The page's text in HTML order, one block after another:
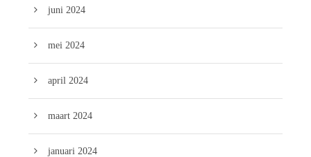
juni 2024
mei 2024
april 2024
maart 2024
januari 2024